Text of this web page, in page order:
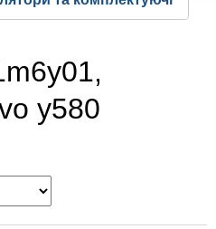
y580